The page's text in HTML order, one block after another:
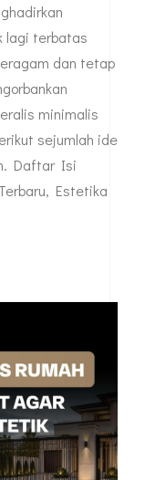
lagi terbatas
dan tetap
minimalis
sejumlah ide
Daftar Isi
Estetika